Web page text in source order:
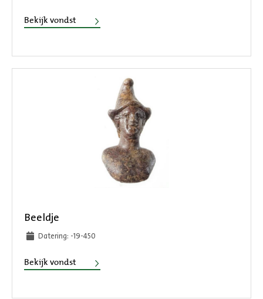
Bekijk vondst Beker
Beeldje
Datering: -19-450
Bekijk vondst Beeldje